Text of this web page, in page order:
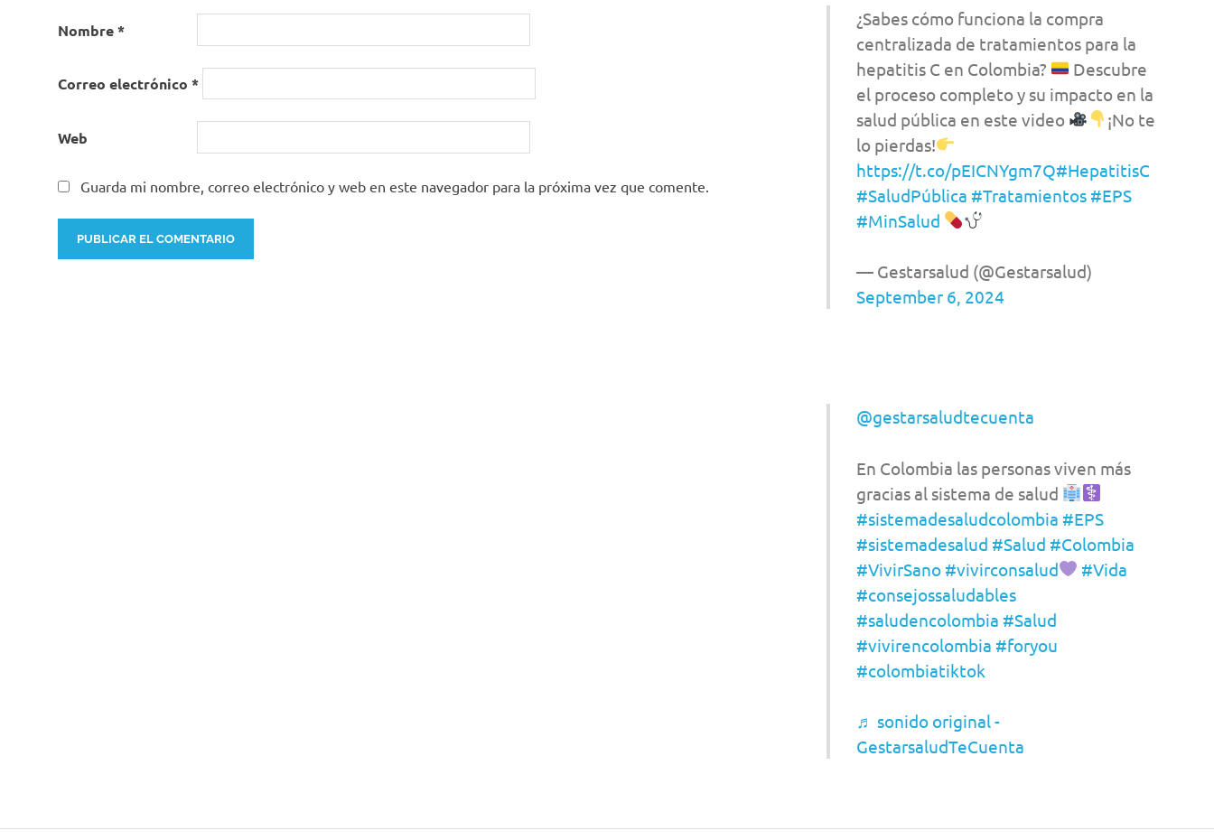
Nombre*
Correo electrónico *
Web
Guarda mi nombre, correo electrónico y web en este navegador para la próxima vez que comente.
¿Sabes cómo funciona la compra
centralizada de tratamientos para la
hepatitis C en Colombia?
Descubre
el proceso completo y su impacto en la
salud pública en este video
¡No te
lo pierdas!
https://t.co/pEICNYgm7Q#HepatitisC
#SaludPública #Tratamientos #EPS
#MinSalud
— Gestarsalud (@Gestarsalud)
September 6, 2024
@gestarsaludtecuenta
En Colombia las personas viven más
gracias al sistema de salud
#sistemadesaludcolombia #EPS
#sistemadesalud #Salud #Colombia
#VivirSano #vivirconsalud
#Vida
#consejossaludables
#saludencolombia #Salud
#vivirencolombia #foryou
#colombiatiktok
♬ sonido original -
GestarsaludTeCuenta